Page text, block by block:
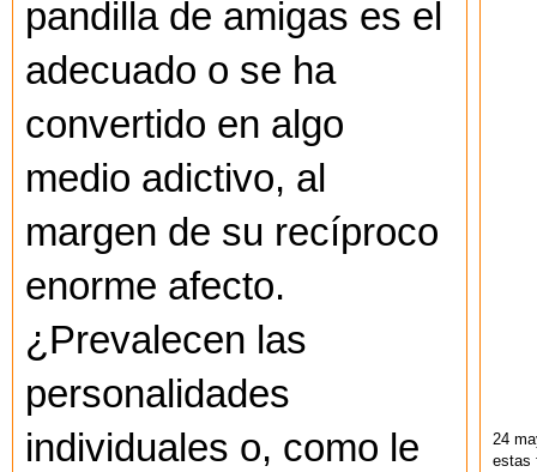
pandilla de amigas es el
adecuado o se ha
convertido en algo
medio adictivo, al
margen de su recíproco
enorme afecto.
¿Prevalecen las
personalidades
individuales o, como le
24
estas